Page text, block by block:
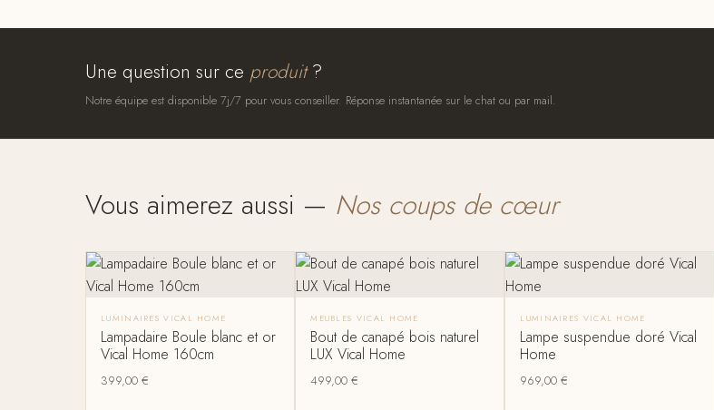
Une question sur ce produit?
Notre équipe est disponible 7j/7 pour vous conseiller. Réponse instantanée sur le chat ou par mail.
Vous aimerez aussi — Nos coups de cœur
LUMINAIRES VICAL HOME
Lampadaire Boule blanc et or
Vical Home 160cm
399,00€
MEUBLES VICAL HOME
Bout de canapé bois naturel
LUX Vical Home
499,00€
LUMINAIRES VICAL HOME
Lampe suspendue doré Vical
Home
969,00€